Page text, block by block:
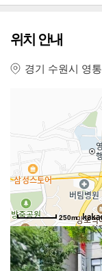
위치 안내
경기 수원시 영
250m